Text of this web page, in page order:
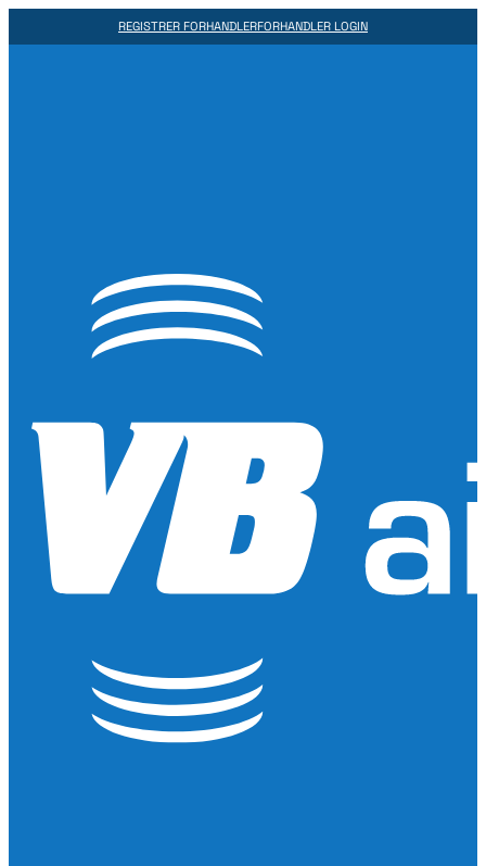
REGISTRER FORHANDLERFORHANDLER LOGIN